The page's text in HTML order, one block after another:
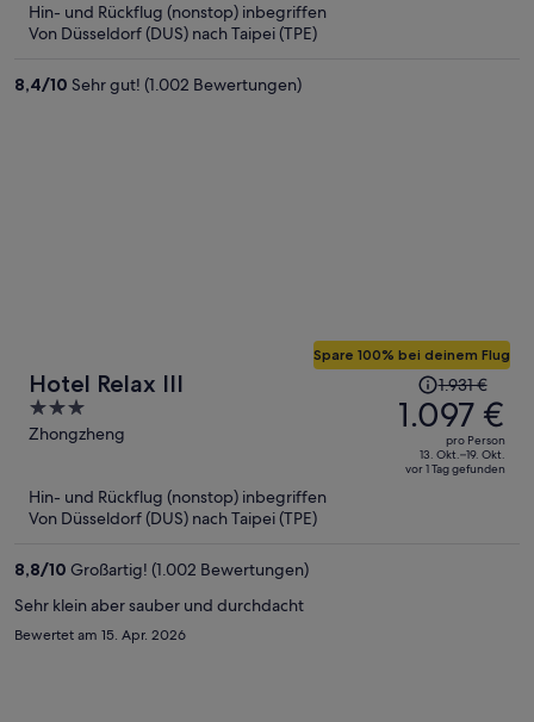
Hin- und Rückflug (nonstop) inbegriffen
Von Düsseldorf (DUS) nach Taipei (TPE)
8,4/10 Sehr gut! (1.002 Bewertungen)
Hotel Relax III
3
out
Zhongzheng
Spare 100% bei deinem Flug
Der
Preis
betrug
1.931 €,
jetzt
1.931 €
1.097 €
pro Person
13. Okt.–19. Okt.
vor 1 Tag gefunden
Hin- und Rückflug (nonstop) inbegriffen
Von Düsseldorf (DUS) nach Taipei (TPE)
8,8/10 Großartig! (1.002 Bewertungen)
Sehr klein aber sauber und durchdacht
Bewertet am 15. Apr. 2026